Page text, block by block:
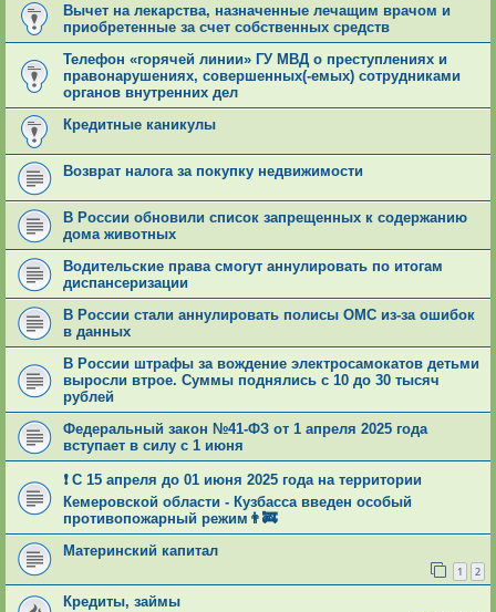
Вычет на лекарства, назначенные лечащим врачом и
приобретенные за счет собственных средств
Телефон «горячей линии» ГУ МВД о преступлениях и
правонарушениях, совершенных(-емых) сотрудниками
органов внутренних дел
Кредитные каникулы
Возврат налога за покупку недвижимости
В России обновили список запрещенных к содержанию
дома животных
Водительские права смогут аннулировать по итогам
диспансеризации
В России стали аннулировать полисы ОМС из-за ошибок
в данных
В России штрафы за вождение электросамокатов детьми
выросли втрое. Суммы поднялись с 10 до 30 тысяч
рублей
Федеральный закон №41-ФЗ от 1 апреля 2025 года
вступает в силу с 1 июня
❗ С 15 апреля до 01 июня 2025 года на территории
Кемеровской области - Кузбасса введен особый
противопожарный режим👨‍🚒
Материнский капитал
1 2
Кредиты, займы